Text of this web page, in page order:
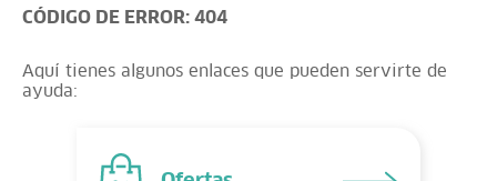
CÓDIGO DE ERROR: 404
Aquí tienes algunos enlaces que pueden servirte de
ayuda: